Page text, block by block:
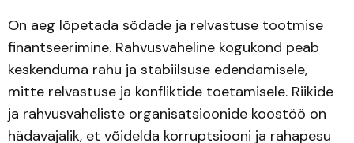
On aeg lõpetada sõdade ja relvastuse tootmise
finantseerimine. Rahvusvaheline kogukond peab
keskenduma rahu ja stabiilsuse edendamisele,
mitte relvastuse ja konfliktide toetamisele. Riikide
ja rahvusvaheliste organisatsioonide koostöö on
hädavajalik, et võidelda korruptsiooni ja rahapesu